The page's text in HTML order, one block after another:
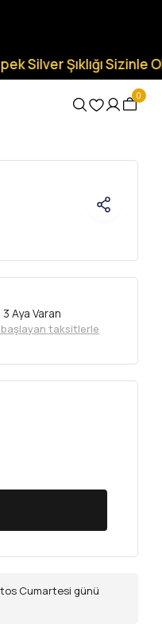
Sizinle Olsun.
0
Aya Varan
taksitlerle
Cumartesi günü